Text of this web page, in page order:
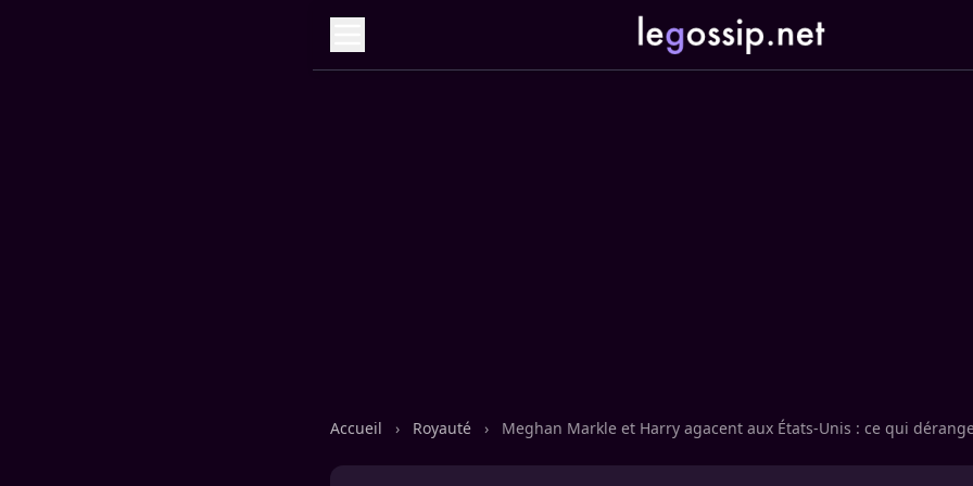
Accueil › Royauté › Meghan Markle et Harry agacent aux États-Unis : ce qui